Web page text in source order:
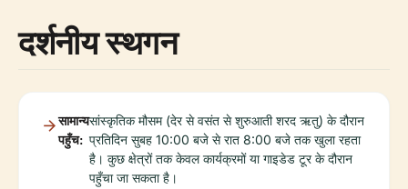
दर्शनीय स्थगन
सामान्य
पहुँच:
सांस्कृतिक मौसम (देर से वसंत से शुरुआती शरद ऋतु) के दौरान
प्रतिदिन सुबह 10:00 बजे से रात 8:00 बजे तक खुला रहता
है। कुछ क्षेत्रों तक केवल कार्यक्रमों या गाइडेड टूर के दौरान
पहुँचा जा सकता है।